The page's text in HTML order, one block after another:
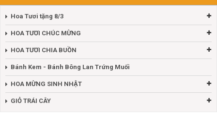
Hoa Tươi tặng 8/3
HOA TƯƠI CHÚC MỪNG
HOA TƯƠI CHIA BUỒN
Bánh Kem - Bánh Bông Lan Trứng Muối
HOA MỪNG SINH NHẬT
GIỎ TRÁI CÂY